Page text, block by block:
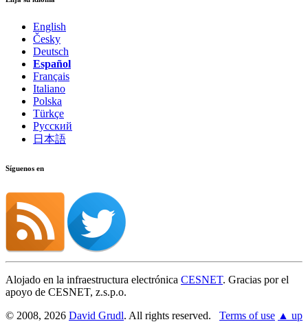
English
Česky
Deutsch
Español
Français
Italiano
Polska
Türkçe
Русский
日本語
Síguenos en
Alojado en la infraestructura electrónica CESNET. Gracias por el
apoyo de CESNET, z.s.p.o.
© 2008, 2026 David Grudl. All rights reserved. Terms of use ▲ up